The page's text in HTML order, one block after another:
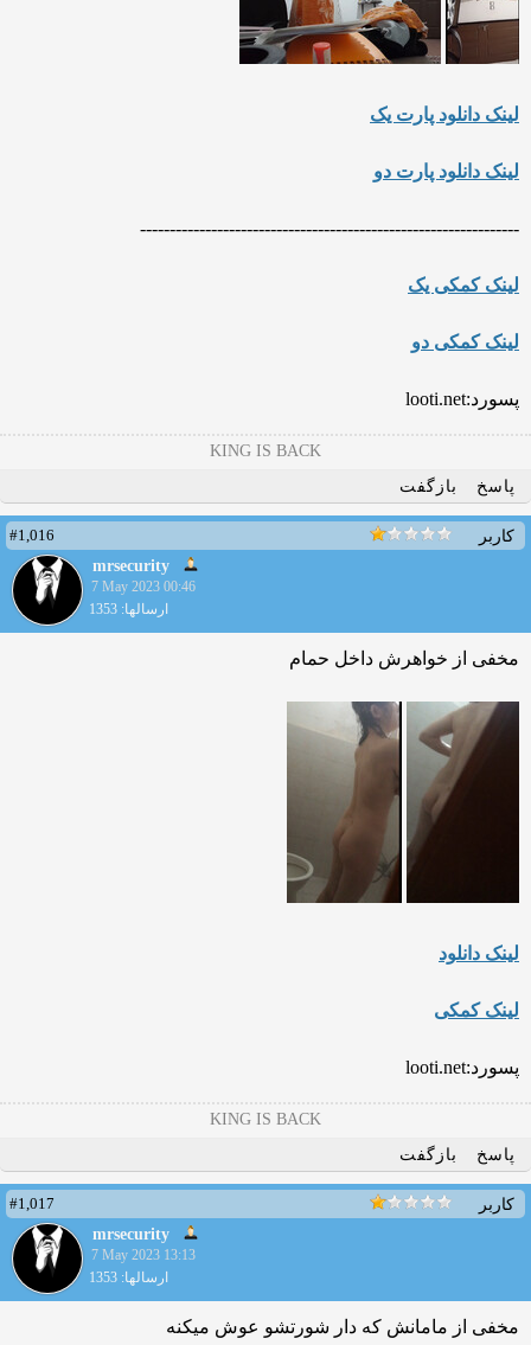
لینک دانلود پارت یک
لینک دانلود پارت دو
---------------------------
----------------------------
---------
لینک کمکی یک
لینک کمکی دو
پسورد:looti.net
KING IS BACK
پاسخ
بازگفت
کاربر
#1,016
mrsecurity
7 May 2023 00:46
ارسالها: 1353
مخفی از خواهرش داخل حمام
لینک دانلود
لینک کمکی
پسورد:looti.net
KING IS BACK
پاسخ
بازگفت
کاربر
#1,017
mrsecurity
7 May 2023 13:13
ارسالها: 1353
مخفی از مامانش که دار شورتشو عوش میکنه